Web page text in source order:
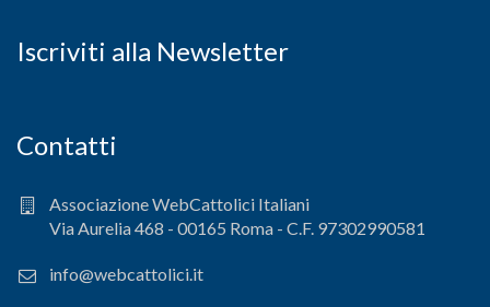
Iscriviti alla Newsletter
Contatti
Associazione WebCattolici Italiani
Via Aurelia 468 - 00165 Roma - C.F. 97302990581
info@webcattolici.it